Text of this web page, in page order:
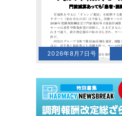
2026年8月7日号